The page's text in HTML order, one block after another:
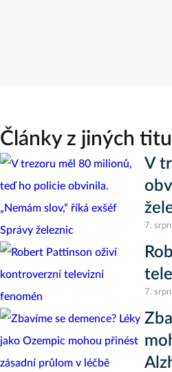
Články z jiných
V
7.
7.